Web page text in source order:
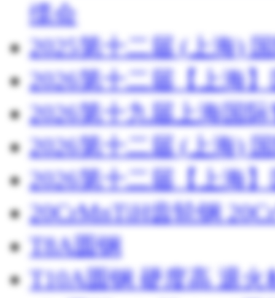
缆会
2025第十二届 (上海)
2026第十二届【上海
2026第十九届上海国
2026第十二届 (上海)
2026第十二届【上海
20CrMnTiH齿轮钢
T8A圆钢
T10A圆钢 硬度高 退火